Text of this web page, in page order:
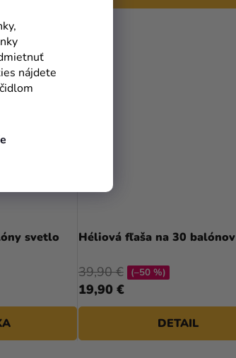
nájdete
svetlo
Héliová fľaša na 30 balónov
19,90 €
39,90 € (–50 %)
DETAIL